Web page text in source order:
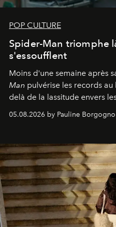
POP CULTURE
Spider-Man triomphe
s'essoufflent
Moins d'une semaine après
Man pulvérise les records
delà de la lassitude envers
personnages continuent de
05.08.2026 by Pauline Borgogno